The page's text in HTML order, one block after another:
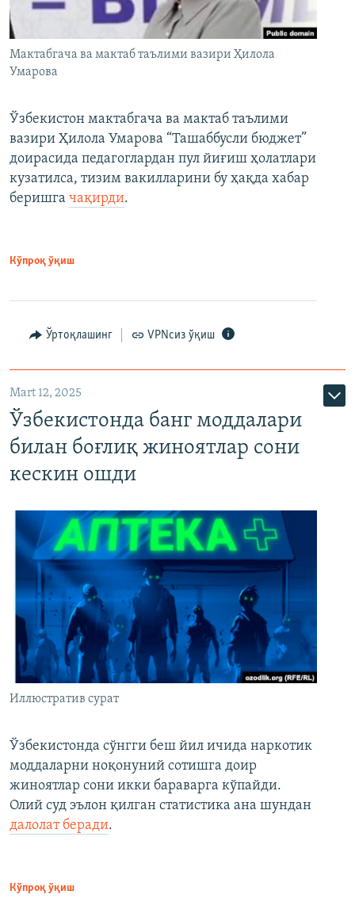
Мактабгача ва мактаб таълими вазири Ҳилола
Умарова
Ўзбекистон мактабгача ва мактаб таълими
вазири Ҳилола Умарова “Ташаббусли бюджет”
доирасида педагоглардан пул йиғиш ҳолатлари
кузатилса, тизим вакилларини бу ҳақда хабар
беришга чақирди.
Кўпроқ ўқиш
Ўртоқлашинг VPNсиз ўқиш
Mart 12, 2025
Ўзбекистонда банг моддалари
билан боғлиқ жиноятлар сони
кескин ошди
Иллюстратив сурат
Ўзбекистонда сўнгги беш йил ичида наркотик
моддаларни ноқонуний сотишга доир
жиноятлар сони икки бараварга кўпайди.
Олий суд эълон қилган статистика ана шундан
далолат беради.
Кўпроқ ўқиш